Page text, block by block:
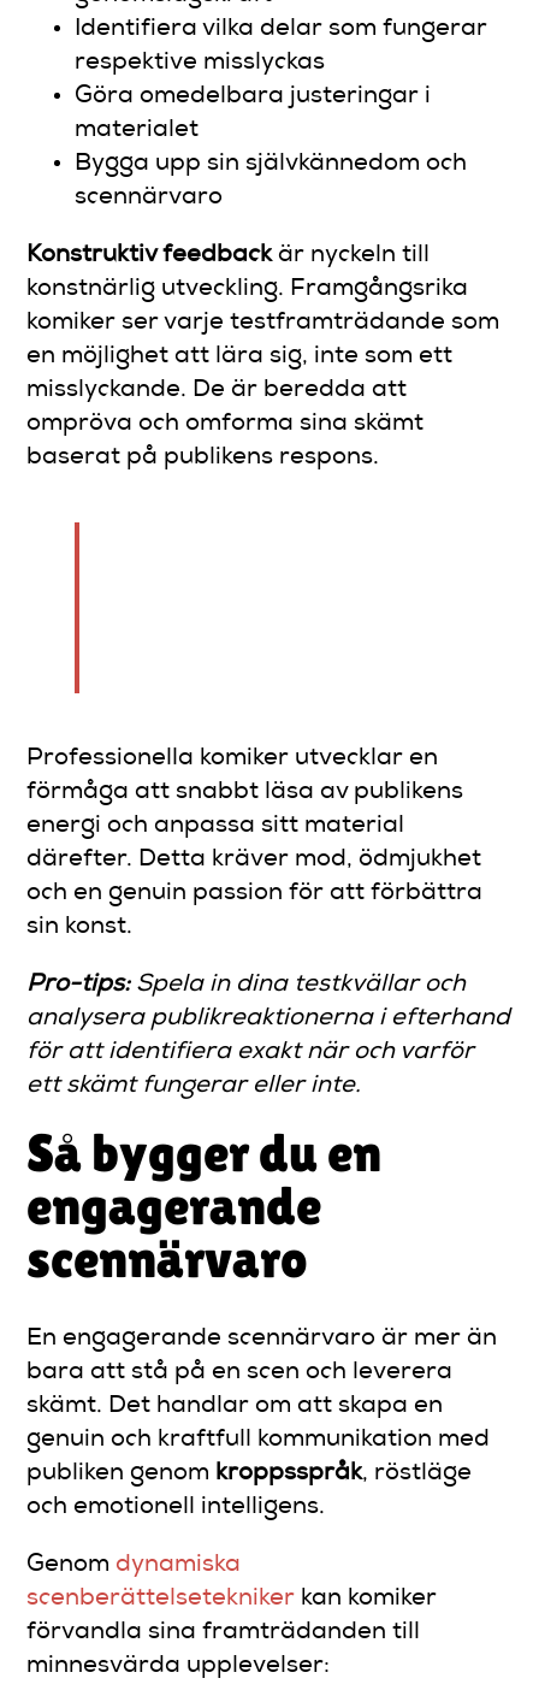
Identifiera vilka delar som fungerar
respektive misslyckas
Göra omedelbara justeringar i
materialet
Bygga upp sin självkännedom och
scennärvaro
Konstruktiv feedbackär nyckeln till
konstnärlig utveckling. Framgångsrika
komiker ser varje testframträdande som
en möjlighet att lära sig, inte som ett
misslyckande. De är beredda att
ompröva och omforma sina skämt
baserat på publikens respons.
Professionella komiker utvecklar en
förmåga att snabbt läsa av publikens
energi och anpassa sitt material
därefter. Detta kräver mod, ödmjukhet
och en genuin passion för att förbättra
sin konst.
Pro-tips: Spela in dina testkvällar och
analysera publikreaktionerna i efterhand
för att identifiera exakt när och varför
ett skämt fungerar eller inte.
Så bygger du en
engagerande
scennärvaro
En engagerande scennärvaro är mer än
bara att stå på en scen och leverera
skämt. Det handlar om att skapa en
genuin och kraftfull kommunikation med
publiken genom kroppsspråk, röstläge
och emotionell intelligens.
Genom dynamiska
scenberättelsetekniker kan komiker
förvandla sina framträdanden till
minnesvärda upplevelser: